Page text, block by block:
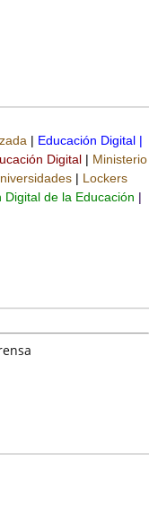
| Educación Digital |
Digital | Ministerio
| Lockers
Digital de la Educación |